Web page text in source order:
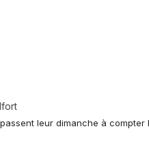
passent leur dimanche à compter